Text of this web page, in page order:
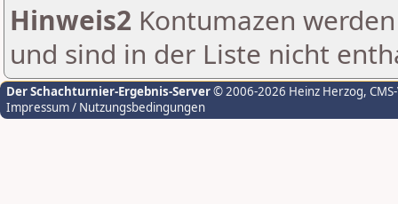
Hinweis2 Kontumazen
und sind in der Liste nicht
Der Schachturnier-Ergebnis-Server© 2006-2026 Heinz Herzog,
Impressum / Nutzungsbedingungen